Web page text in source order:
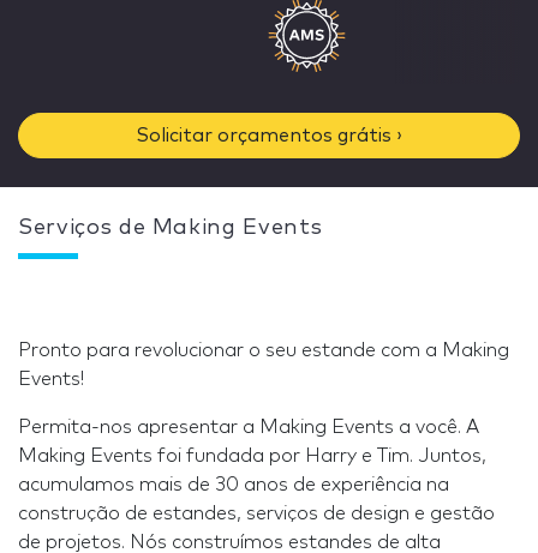
Solicitar orçamentos grátis ›
Serviços de Making Events
Pronto para revolucionar o seu estande com a Making
Events!
Permita-nos apresentar a Making Events a você. A
Making Events foi fundada por Harry e Tim. Juntos,
acumulamos mais de 30 anos de experiência na
construção de estandes, serviços de design e gestão
de projetos. Nós construímos estandes de alta